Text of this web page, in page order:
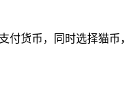
付货币，同时选择猫币